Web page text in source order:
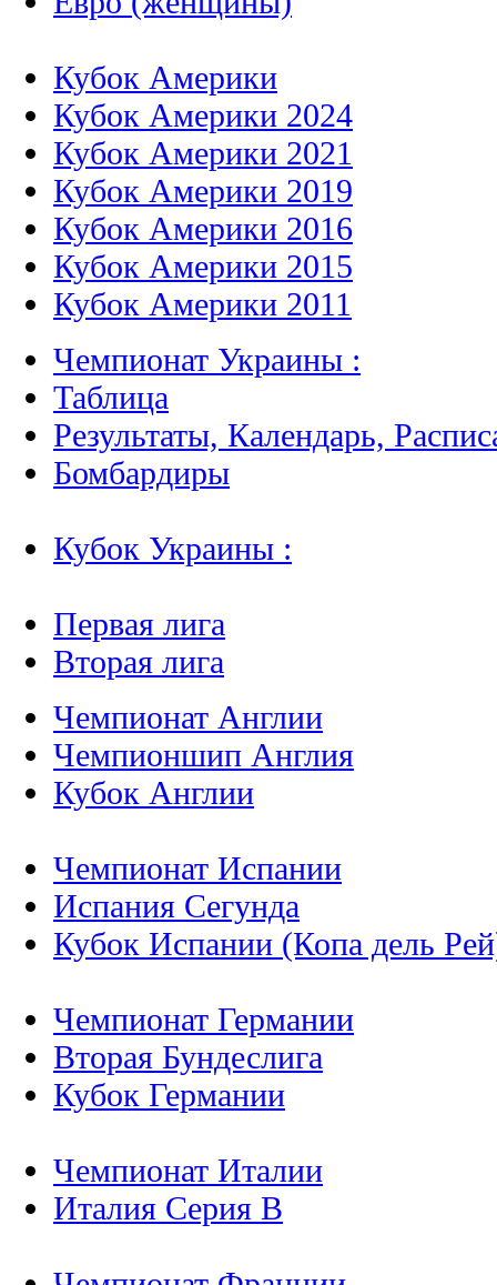
Кубок Америки
Кубок Америки 2024
Кубок Америки 2021
Кубок Америки 2019
Кубок Америки 2016
Кубок Америки 2015
Кубок Америки 2011
Чемпионат Украины :
Таблица
Результаты, Календарь,
Бомбардиры
Кубок Украины :
Первая лига
Вторая лига
Чемпионат Англии
Чемпионшип Англия
Кубок Англии
Чемпионат Испании
Испания Сегунда
Кубок Испании (Копа дель
Чемпионат Германии
Вторая Бундеслига
Кубок Германии
Чемпионат Италии
Италия Серия B